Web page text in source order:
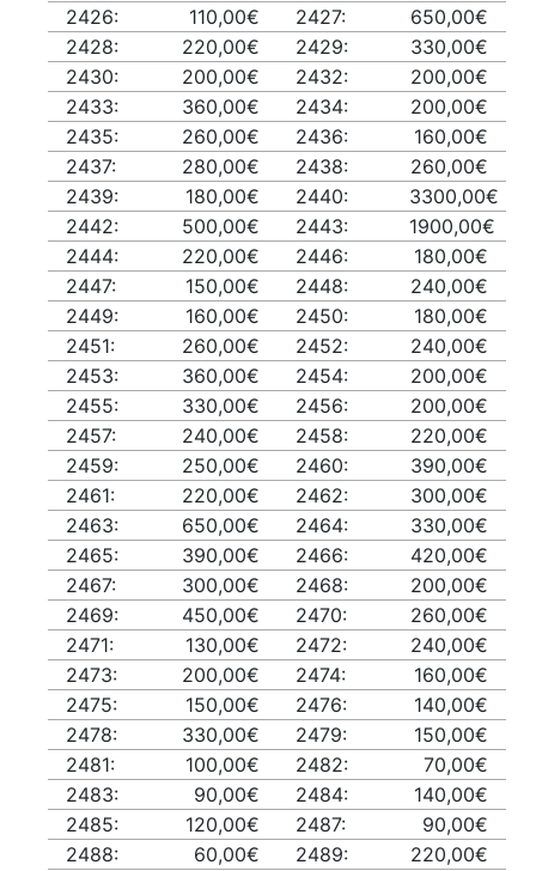
2426:
110,00€ 2427:
650,00€
2428:
220,00€ 2429:
330,00€
2430:
200,00€ 2432:
200,00€
2433:
360,00€ 2434:
200,00€
2435:
260,00€ 2436:
160,00€
2437:
280,00€ 2438:
260,00€
2439:
180,00€ 2440:
3300,00€
2442:
500,00€ 2443:
1900,00€
2444:
220,00€ 2446:
180,00€
2447:
150,00€ 2448:
240,00€
2449:
160,00€ 2450:
180,00€
2451:
260,00€ 2452:
240,00€
2453:
360,00€ 2454:
200,00€
2455:
330,00€ 2456:
200,00€
2457:
240,00€ 2458:
220,00€
2459:
250,00€ 2460:
390,00€
2461:
220,00€ 2462:
300,00€
2463:
650,00€ 2464:
330,00€
2465:
390,00€ 2466:
420,00€
2467:
300,00€ 2468:
200,00€
2469:
450,00€ 2470:
260,00€
2471:
130,00€ 2472:
240,00€
2473:
200,00€ 2474:
160,00€
2475:
150,00€ 2476:
140,00€
2478:
330,00€ 2479:
150,00€
2481:
100,00€ 2482:
70,00€
2483:
90,00€ 2484:
140,00€
2485:
120,00€ 2487:
90,00€
2488:
60,00€ 2489:
220,00€